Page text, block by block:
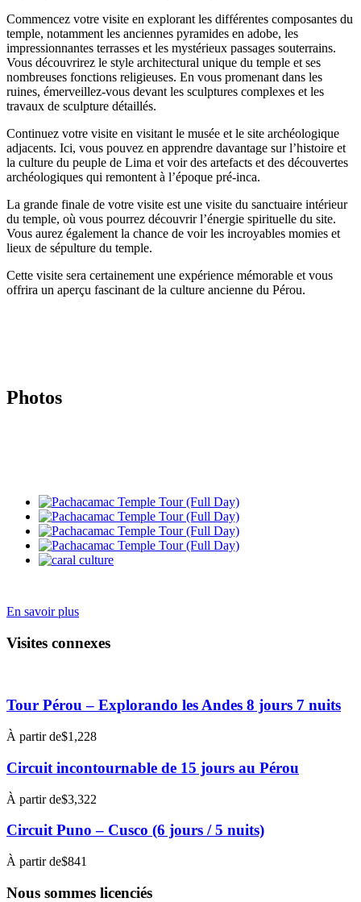
Commencez votre visite en explorant les différentes composantes du
temple, notamment les anciennes pyramides en adobe, les
impressionnantes terrasses et les mystérieux passages souterrains.
Vous découvrirez le style architectural unique du temple et ses
nombreuses fonctions religieuses. En vous promenant dans les
ruines, émerveillez-vous devant les sculptures complexes et les
travaux de sculpture détaillés.
Continuez votre visite en visitant le musée et le site archéologique
adjacents. Ici, vous pouvez en apprendre davantage sur l’histoire et
la culture du peuple de Lima et voir des artefacts et des découvertes
archéologiques qui remontent à l’époque pré-inca.
La grande finale de votre visite est une visite du sanctuaire intérieur
du temple, où vous pourrez découvrir l’énergie spirituelle du site.
Vous aurez également la chance de voir les incroyables momies et
lieux de sépulture du temple.
Cette visite sera certainement une expérience mémorable et vous
offrira un aperçu fascinant de la culture ancienne du Pérou.
Photos
En savoir plus
Visites connexes
Tour Pérou – Explorando les Andes 8 jours 7 nuits
À partir de$1,228
Circuit incontournable de 15 jours au Pérou
À partir de$3,322
Circuit Puno – Cusco (6 jours / 5 nuits)
À partir de$841
Nous sommes licenciés